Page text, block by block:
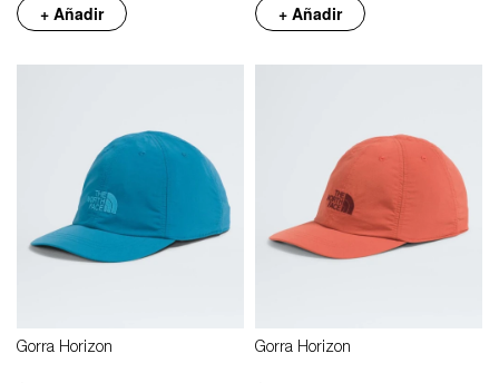
+ Añadir + Añadir
Gorra Horizon Gorra Horizon